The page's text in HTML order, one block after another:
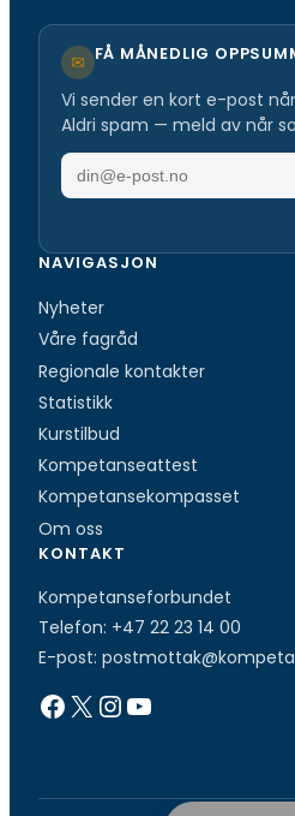
✉ FÅ MÅNEDLIG
Vi sender en kort e-post
Aldri spam — meld av når
E
-
o
t
a
d
r
e
NAVIGASJON
Nyheter
Våre fagråd
Regionale kontakter
Statistikk
Kurstilbud
Kompetanseattest
Kompetansekompasset
Om oss
KONTAKT
Kompetanseforbundet
Telefon: +47 22 23 14 00
E-post:
Facebook X InstagramYouTube